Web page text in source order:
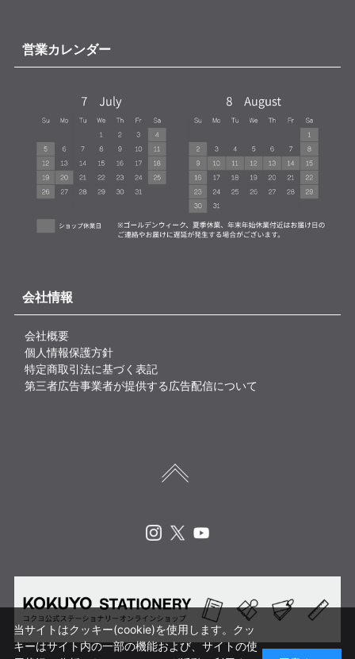
営業カレンダー
会社情報
会社概要
個人情報保護方針
特定商取引法に基づく表記
第三者広告事業者が提供する広告配信について
当サイトはクッキー(cookie)を使用します。クッ
キーはサイト内の一部の機能および、サイトの使